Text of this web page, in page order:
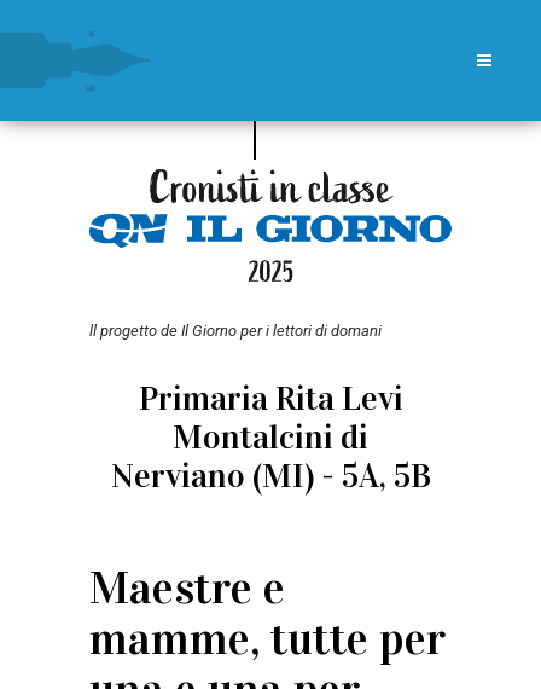
ll progetto de Il Giorno per i lettori di domani
Primaria Rita Levi
Montalcini di
Nerviano (MI) - 5A, 5B
Maestre e
mamme, tutte per